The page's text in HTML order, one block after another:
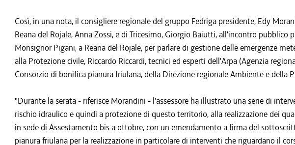
Così, in una nota, il consigliere regionale del gruppo Fedriga presidente, Edy
Reana del Rojale, Anna Zossi, e di Tricesimo, Giorgio Baiutti, all'incontro pubblico
Monsignor Pigani, a Reana del Rojale, per parlare di gestione delle emergenze
alla Protezione civile, Riccardo Riccardi, tecnici ed esperti dell'Arpa (Agenzia
Consorzio di bonifica pianura friulana, della Direzione regionale Ambiente e della
"Durante la serata - riferisce Morandini - l'assessore ha illustrato una serie di
rischio idraulico e quindi a protezione di questo territorio, alla realizzazione dei
in sede di Assestamento bis a ottobre, con un emendamento a firma del
pianura friulana per la realizzazione in particolare di interventi che riguardano il